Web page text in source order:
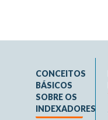
CONCEITOS
BÁSICOS
SOBRE OS
INDEXADORES